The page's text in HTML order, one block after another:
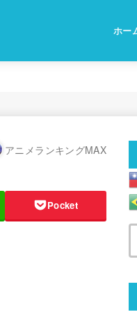
ホー
アニメランキングMAX
Pocket